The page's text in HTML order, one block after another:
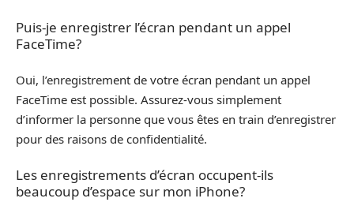
Puis-je enregistrer l’écran pendant un appel
FaceTime?
Oui, l’enregistrement de votre écran pendant un appel
FaceTime est possible. Assurez-vous simplement
d’informer la personne que vous êtes en train d’enregistrer
pour des raisons de confidentialité.
Les enregistrements d’écran occupent-ils
beaucoup d’espace sur mon iPhone?